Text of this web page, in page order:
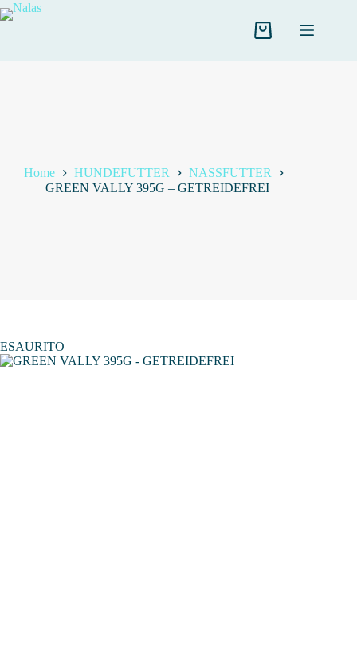
Salta
al
Carrello
Home HUNDEFUTTER
NASSFUTTER
GREEN VALLY 395G – GETREIDEFREI
ESAURITO